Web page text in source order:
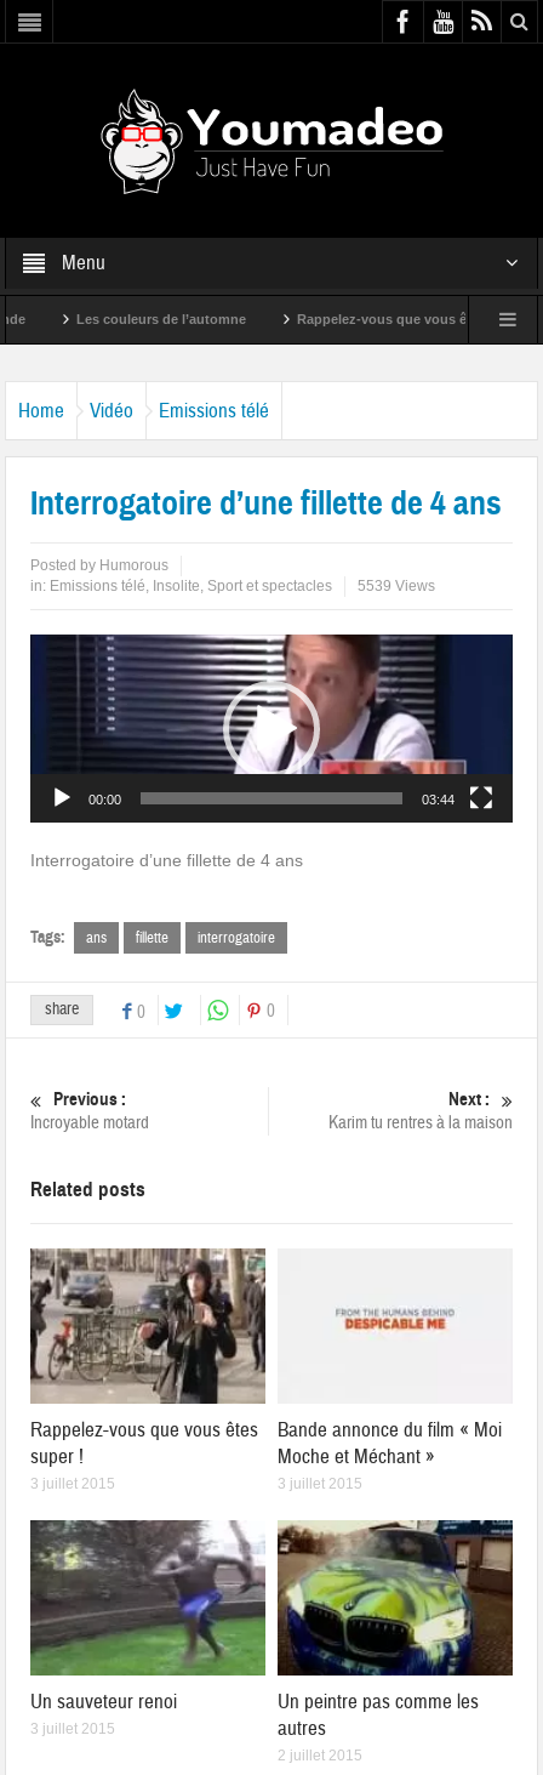
Menu
Les couleurs de l’automne Rappelez-vous que vous êtes super !
Home Vidéo Emissions télé
Interrogatoire d’une fillette de 4 ans
Posted by Humorous
in: Emissions télé, Insolite, Sport et spectacles 5539 Views
Lecteur
00:00 03:44
Interrogatoire d’une fillette de 4 ans
Tags: ans fillette interrogatoire
share 0 0
Previous :
Incroyable motard
Next :
Karim tu rentres à la maison
Related posts
Rappelez-vous que vous êtes
super !
3 juillet 2015
Bande annonce du film « Moi
Moche et Méchant »
3 juillet 2015
Un sauveteur renoi
3 juillet 2015
Un peintre pas comme les
autres
2 juillet 2015